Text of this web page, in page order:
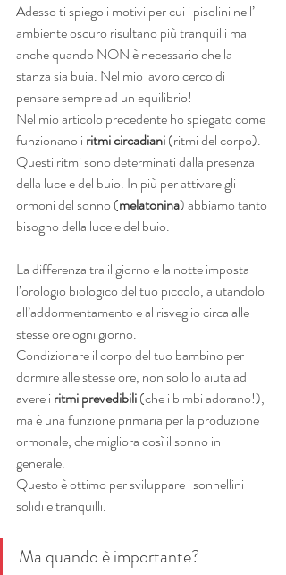
Adesso ti spiego i motivi per cui i pisolini nell’
ambiente oscuro risultano più tranquilli ma
anche quando NON è necessario che la
stanza sia buia. Nel mio lavoro cerco di
pensare sempre ad un equilibrio!
Nel mio articolo precedente ho spiegato come
funzionano i ritmi circadiani (ritmi del corpo).
Questi ritmi sono determinati dalla presenza
della luce e del buio. In più per attivare gli
ormoni del sonno (melatonina) abbiamo tanto
bisogno della luce e del buio.
La differenza tra il giorno e la notte imposta
l’orologio biologico del tuo piccolo, aiutandolo
all’addormentamento e al risveglio circa alle
stesse ore ogni giorno.
Condizionare il corpo del tuo bambino per
dormire alle stesse ore, non solo lo aiuta ad
avere i ritmi prevedibili (che i bimbi adorano!),
ma è una funzione primaria per la produzione
ormonale, che migliora così il sonno in
generale.
Questo è ottimo per sviluppare i sonnellini
solidi e tranquilli.
Ma quando è importante?